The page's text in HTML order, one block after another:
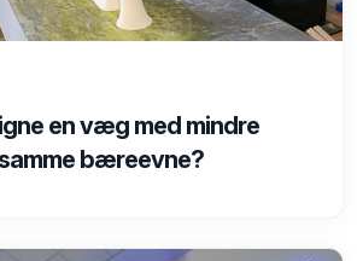
en væg med mindre
bæreevne?